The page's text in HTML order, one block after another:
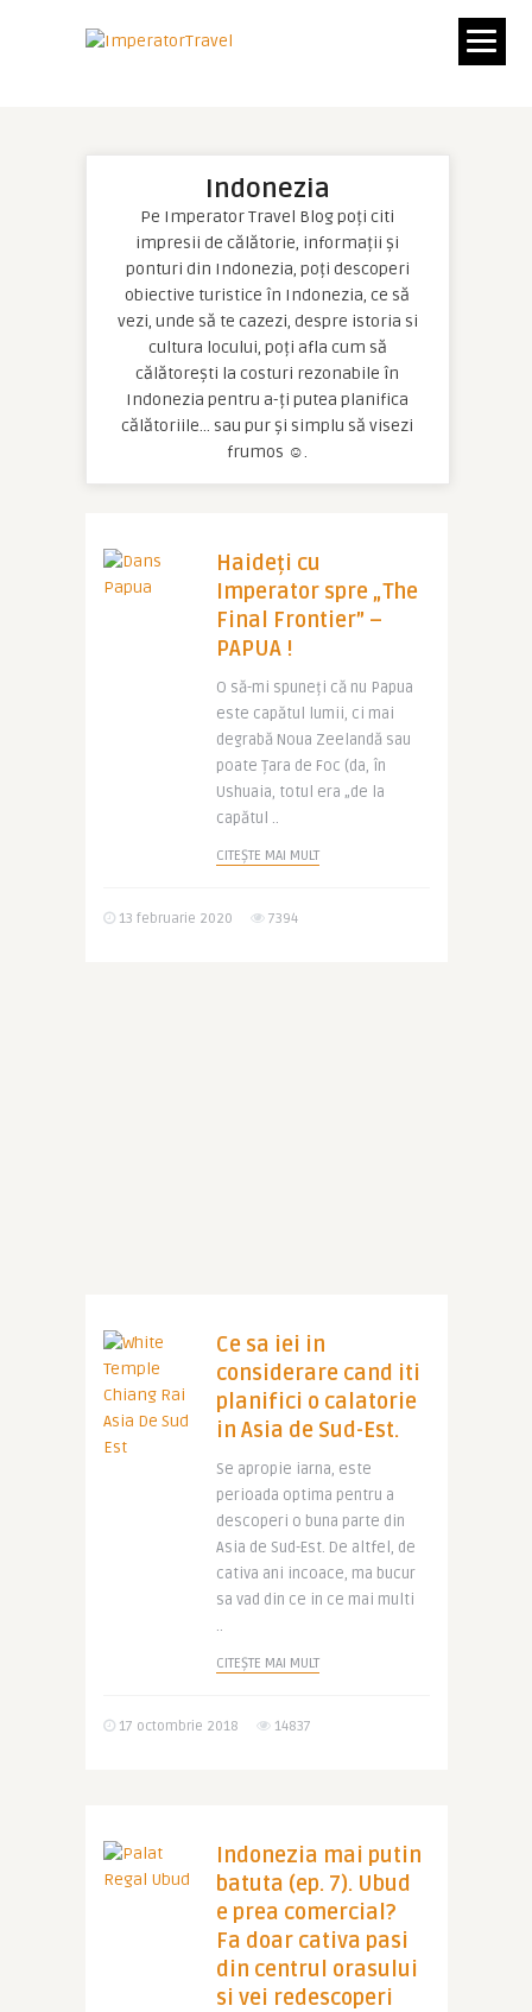
Indonezia
Pe Imperator Travel Blog poți citi
impresii de călătorie, informații și
ponturi din Indonezia, poți descoperi
obiective turistice în Indonezia, ce să
vezi, unde să te cazezi, despre istoria si
cultura locului, poți afla cum să
călătorești la costuri rezonabile în
Indonezia pentru a-ți putea planifica
călătoriile… sau pur și simplu să visezi
frumos ☺.
Haideți cu
Imperator spre „The
Final Frontier” –
PAPUA !
O să-mi spuneți că nu Papua
este capătul lumii, ci mai
degrabă Noua Zeelandă sau
poate Țara de Foc (da, în
Ushuaia, totul era „de la
capătul ..
CITEȘTE MAI MULT
13 februarie 2020 7394
Ce sa iei in
considerare cand iti
planifici o calatorie
in Asia de Sud-Est.
Se apropie iarna, este
perioada optima pentru a
descoperi o buna parte din
Asia de Sud-Est. De altfel, de
cativa ani incoace, ma bucur
sa vad din ce in ce mai multi
..
CITEȘTE MAI MULT
17 octombrie 2018 14837
Indonezia mai putin
batuta (ep. 7). Ubud
e prea comercial?
Fa doar cativa pasi
din centrul orasului
si vei redescoperi